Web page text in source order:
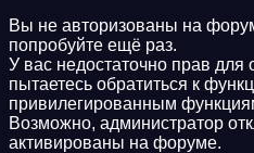
Вы не авторизованы на
попробуйте ещё раз.
У вас недостаточно прав
пытаетесь обратиться к
привилегированным
Возможно, администратор
активированы на форуме.